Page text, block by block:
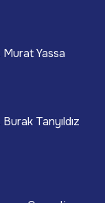
Yassa
Tanyıldız